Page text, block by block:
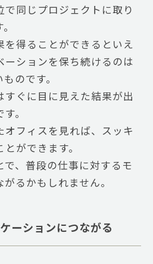
同じプロジェクトに取り
得ることができるといえ
ーションを保ち続けるのは
のです。
ぐに目に見えた結果が出
。
フィスを見れば、スッキ
ができます。
、普段の仕事に対するモ
るかもしれません。
ーションにつながる